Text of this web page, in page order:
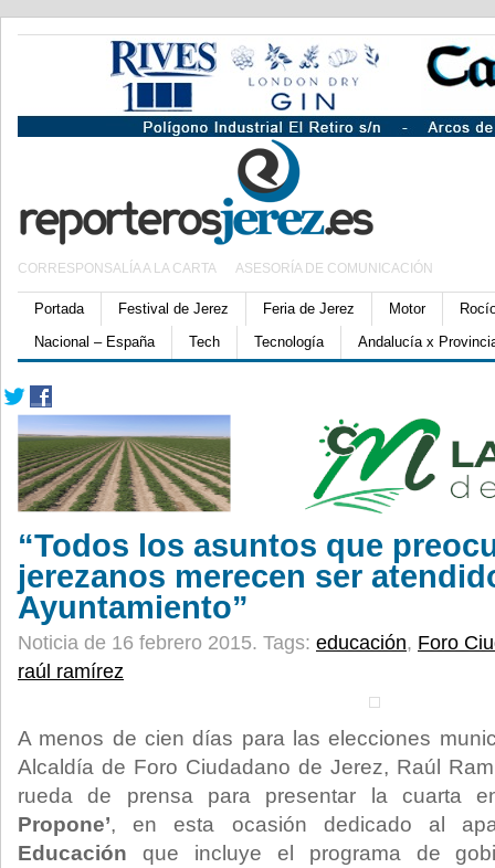
CORRESPONSALÍA A LA CARTA ASESORÍA DE COMUNICACIÓN
Portada Festival de Jerez Feria de Jerez Motor
Nacional – España
Tech Tecnología Andalucía x
“Todos los asuntos que
jerezanos merecen ser
Ayuntamiento”
Noticia de 16 febrero 2015. Tags: educación, Foro
raúl ramírez
A menos de cien días para las elecciones
Alcaldía de Foro Ciudadano de Jerez, Raúl
rueda de prensa para presentar la cuarta
Propone’, en esta ocasión dedicado al
Educación que incluye el programa de